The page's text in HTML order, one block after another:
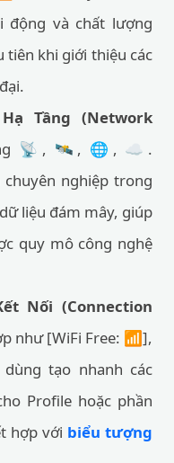
động và chất lượng
tiên khi giới thiệu các
Tầng (Network
📡, 🛰️, 🌐, ☁️.
nghiệp trong
liệu đám mây, giúp
quy mô công nghệ
Nối (Connection
như [WiFi Free: 📶],
tạo nhanh các
Profile hoặc phần
hợp với biểu tượng